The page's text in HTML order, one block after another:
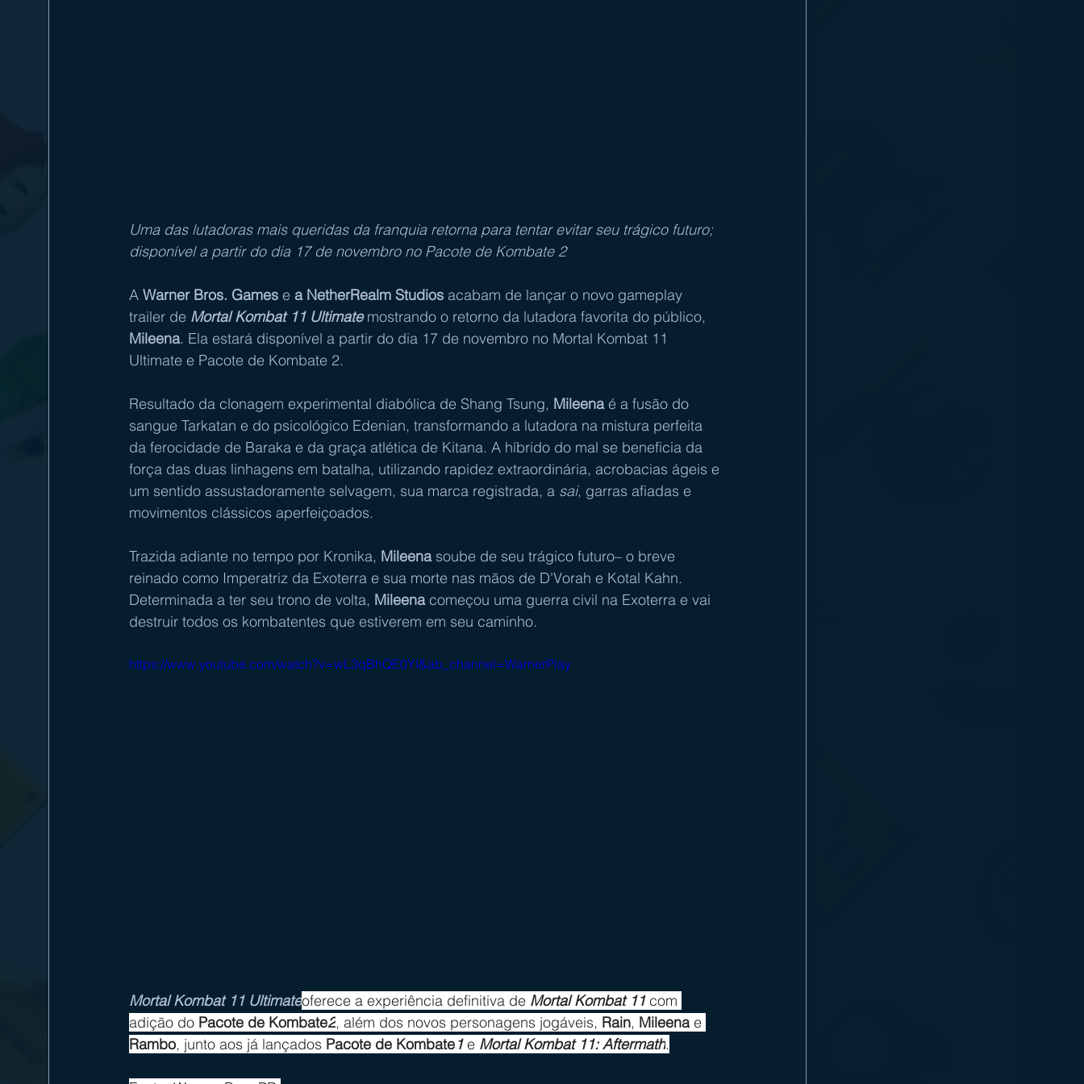
Uma das lutadoras mais queridas da franquia retorna para tentar evitar seu trágico futuro;
disponível a partir do dia 17 de novembro no Pacote de Kombate 2
A Warner Bros. Games e a NetherRealm Studios acabam de lançar o novo gameplay
trailer de Mortal Kombat 11 Ultimate mostrando o retorno da lutadora favorita do público,
Mileena. Ela estará disponível a partir do dia 17 de novembro no Mortal Kombat 11
Ultimate e Pacote de Kombate 2.
Resultado da clonagem experimental diabólica de Shang Tsung, Mileena é a fusão do
sangue Tarkatan e do psicológico Edenian, transformando a lutadora na mistura perfeita
da ferocidade de Baraka e da graça atlética de Kitana. A híbrido do mal se beneficia da
força das duas linhagens em batalha, utilizando rapidez extraordinária, acrobacias ágeis e
um sentido assustadoramente selvagem, sua marca registrada, a sai, garras afiadas e
movimentos clássicos aperfeiçoados.
Trazida adiante no tempo por Kronika, Mileena soube de seu trágico futuro– o breve
reinado como Imperatriz da Exoterra e sua morte nas mãos de D'Vorah e Kotal Kahn.
Determinada a ter seu trono de volta, Mileena começou uma guerra civil na Exoterra e vai
destruir todos os kombatentes que estiverem em seu caminho.
https://www.youtube.com/watch?v=wL3qBhQE0YI&ab_channel=WarnerPlay
Mortal Kombat 11 Ultimateoferece a experiência definitiva de Mortal Kombat 11 com
adição do Pacote de Kombate2, além dos novos personagens jogáveis, Rain, Mileena e
Rambo, junto aos já lançados Pacote de Kombate1 e Mortal Kombat 11: Aftermath.